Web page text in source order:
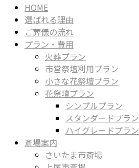
HOME
選ばれる理由
ご葬儀の流れ
プラン・費用
火葬プラン
市営祭壇利用プラン
小さな花祭壇プラン
花祭壇プラン
シンプルプラン
スタンダードプラン
ハイグレードプラン
斎場案内
さいたま市斎場